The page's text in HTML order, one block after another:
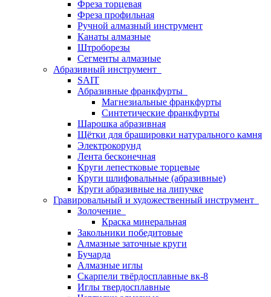
Фреза торцевая
Фреза профильная
Ручной алмазный инструмент
Канаты алмазные
Штроборезы
Сегменты алмазные
Абразивный инструмент
SAIT
Абразивные франкфурты
Магнезиальные франкфурты
Синтетические франкфурты
Шарошка абразивная
Щётки для брашировки натурального камня
Электрокорунд
Лента бесконечная
Круги лепестковые торцевые
Круги шлифовальные (абразивные)
Круги абразивные на липучке
Гравировальный и художественный инструмент
Золочение
Краска минеральная
Закольники победитовые
Алмазные заточные круги
Бучарда
Алмазные иглы
Скарпели твёрдосплавные вк-8
Иглы твердосплавные